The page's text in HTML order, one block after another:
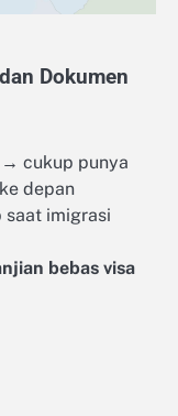
Dokumen
→ cukup punya
depan
imigrasi
bebas visa